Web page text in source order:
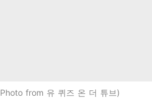
Photo from 유 퀴즈 온 더 튜브